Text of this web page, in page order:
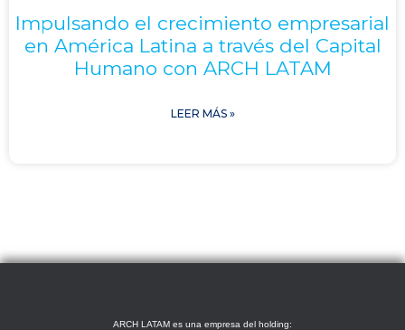
Impulsando el crecimiento empresarial
en América Latina a través del Capital
Humano con ARCH LATAM
LEER MÁS »
ARCH LATAM es una empresa del holding: